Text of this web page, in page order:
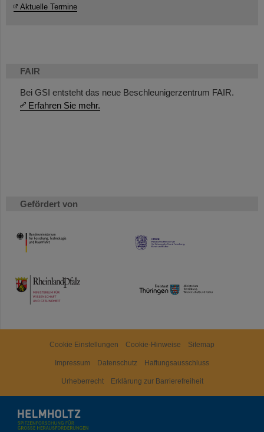
FAIR
Bei GSI entsteht das neue Beschleunigerzentrum FAIR.
Erfahren Sie mehr.
Gefördert von
HMWK
TMWWDG
Aktuelle Termine
Cookie Einstellungen Cookie-Hinweise Sitemap
Impressum Datenschutz Haftungsausschluss
Urheberrecht Erklärung zur Barrierefreiheit